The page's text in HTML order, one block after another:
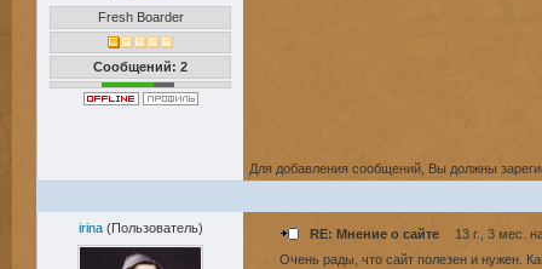
Fresh Boarder
Сообщений: 2
Для добавления сообщений, Вы должны
irina (Пользователь) RE: Мнение о сайте
13 г., 3 мес.
Очень рады, что сайт полезен и нужен.